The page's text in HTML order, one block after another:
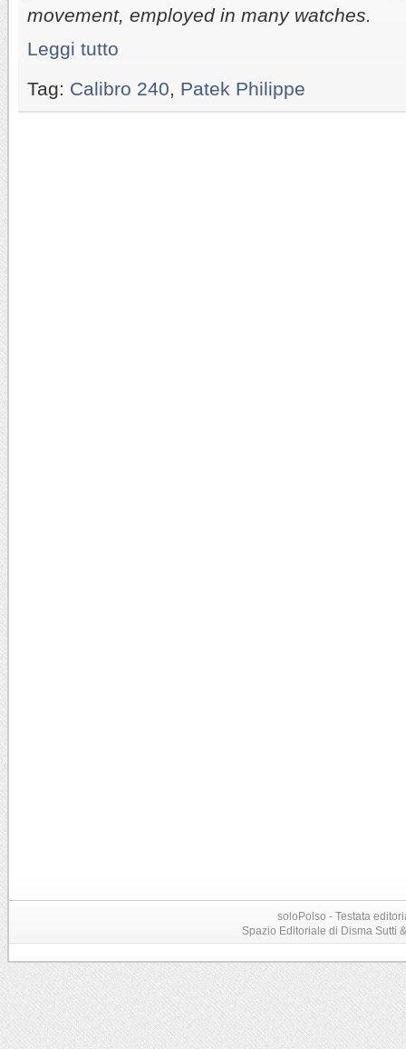
movement, employed in many watches.
Leggi tutto
Tag: Calibro 240 Patek Philippe
soloPolso - Testata
Spazio Editoriale di Disma Sutti